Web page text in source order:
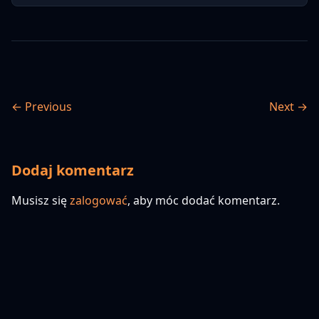
← Previous Next →
Dodaj komentarz
Musisz sięzalogować, aby móc dodać komentarz.